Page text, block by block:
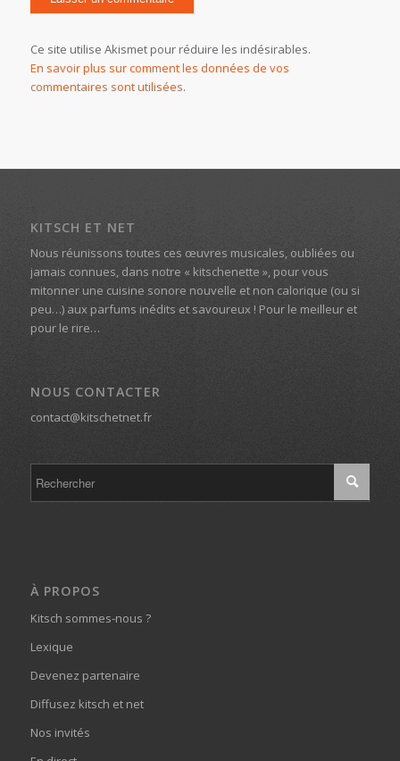
Ce site utilise Akismet pour réduire les indésirables.
En savoir plus sur comment les données de vos
commentaires sont utilisées.
KITSCH ET NET
Nous réunissons toutes ces œuvres musicales, oubliées ou
jamais connues, dans notre « kitschenette », pour vous
mitonner une cuisine sonore nouvelle et non calorique (ou si
peu…) aux parfums inédits et savoureux ! Pour le meilleur et
pour le rire…
NOUS CONTACTER
contact@kitschetnet.fr
À PROPOS
Kitsch sommes-nous ?
Lexique
Devenez partenaire
Diffusez kitsch et net
Nos invités